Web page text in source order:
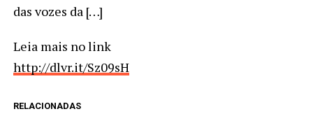
das vozes da […]
Leia mais no link
http://dlvr.it/Sz09sH
RELACIONADAS